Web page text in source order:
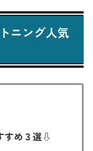
ニング人気
すめ３選⇩